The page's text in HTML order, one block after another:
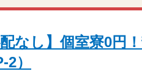
配なし】個室寮0円
）